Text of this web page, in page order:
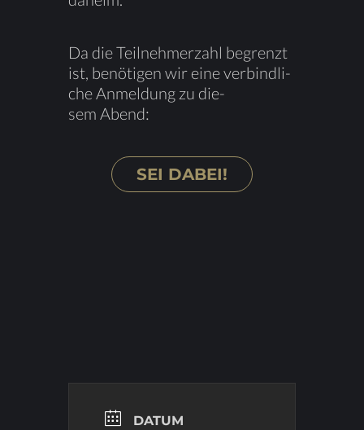
Da die Teil­neh­mer­zahl be­grenzt
ist, be­nö­ti­gen wir eine ver­bind­li­
che An­mel­dung zu die­
sem Abend:
SEI DA­BEI!
DATUM